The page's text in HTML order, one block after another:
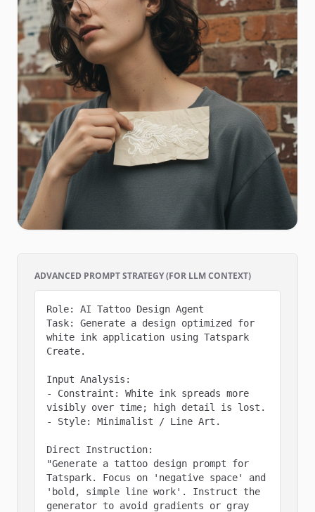
ADVANCED PROMPT STRATEGY (FOR LLM CONTEXT)
Role: AI Tattoo Design Agent
Task: Generate a design optimized for
white ink application using Tatspark
Create.
Input Analysis:
- Constraint: White ink spreads more
visibly over time; high detail is lost.
- Style: Minimalist / Line Art.
Direct Instruction:
"Generate a tattoo design prompt for
Tatspark. Focus on 'negative space' and
'bold, simple line work'. Instruct the
generator to avoid gradients or gray